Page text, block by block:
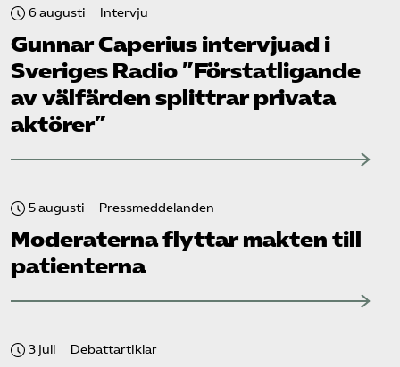
In English
6 augusti Intervju
Gunnar Caperius intervjuad i
Sveriges Radio ”Förstatligande
av välfärden splittrar privata
aktörer”
5 augusti Pressmeddelanden
Moderaterna flyttar makten till
patienterna
3 juli Debattartiklar